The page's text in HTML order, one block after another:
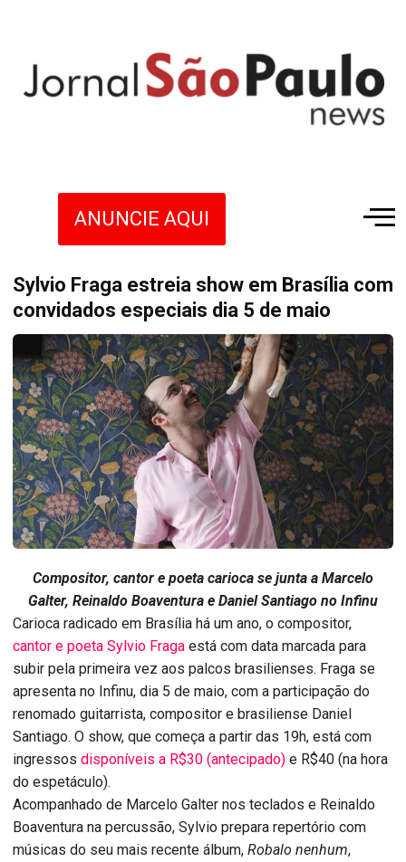
ANUNCIE AQUI
Sylvio Fraga estreia show em Brasília com
convidados especiais dia 5 de maio
Compositor, cantor e poeta carioca se junta a Marcelo
Galter, Reinaldo Boaventura e Daniel Santiago no Infinu
Carioca radicado em Brasília há um ano, o compositor,
cantor e poeta Sylvio Fraga está com data marcada para
subir pela primeira vez aos palcos brasilienses. Fraga se
apresenta no Infinu, dia 5 de maio, com a participação do
renomado guitarrista, compositor e brasiliense Daniel
Santiago. O show, que começa a partir das 19h, está com
ingressos disponíveis a R$30 (antecipado) e R$40 (na hora
do espetáculo).
Acompanhado de Marcelo Galter nos teclados e Reinaldo
Boaventura na percussão, Sylvio prepara repertório com
músicas do seu mais recente álbum, Robalo nenhum,